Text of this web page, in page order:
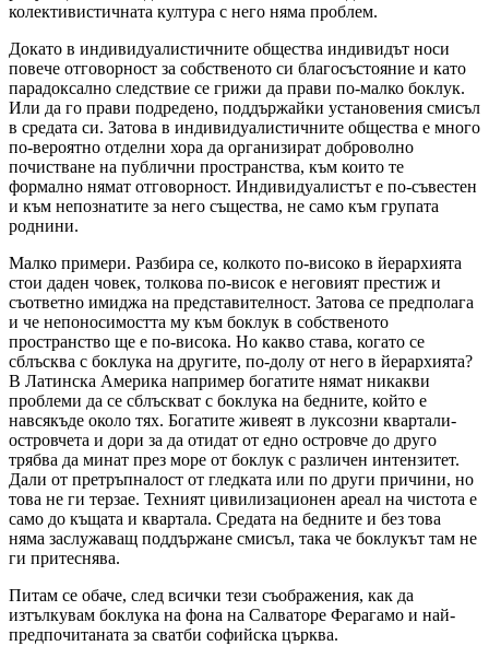
колективистичната култура с него няма проблем.
Докато в индивидуалистичните общества индивидът носи
повече отговорност за собственото си благосъстояние и като
парадоксално следствие се грижи да прави по-малко боклук.
Или да го прави подредено, поддържайки установения смисъл
в средата си. Затова в индивидуалистичните общества е много
по-вероятно отделни хора да организират доброволно
почистване на публични пространства, към които те
формално нямат отговорност. Индивидуалистът е по-съвестен
и към непознатите за него същества, не само към групата
роднини.
Малко примери. Разбира се, колкото по-високо в йерархията
стои даден човек, толкова по-висок е неговият престиж и
съответно имиджа на представителност. Затова се предполага
и че непоносимостта му към боклук в собственото
пространство ще е по-висока. Но какво става, когато се
сблъсква с боклука на другите, по-долу от него в йерархията?
В Латинска Америка например богатите нямат никакви
проблеми да се сблъскват с боклука на бедните, който е
навсякъде около тях. Богатите живеят в луксозни квартали-
островчета и дори за да отидат от едно островче до друго
трябва да минат през море от боклук с различен интензитет.
Дали от претръпналост от гледката или по други причини, но
това не ги терзае. Техният цивилизационен ареал на чистота е
само до къщата и квартала. Средата на бедните и без това
няма заслужаващ поддържане смисъл, така че боклукът там не
ги притеснява.
Питам се обаче, след всички тези съображения, как да
изтълкувам боклука на фона на Салваторе Ферагамо и най-
предпочитаната за сватби софийска църква.